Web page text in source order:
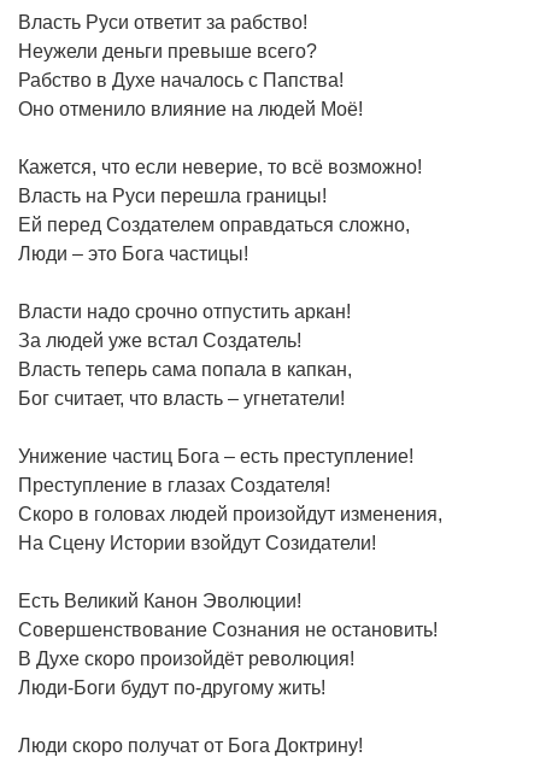
Власть Руси ответит за рабство!
Неужели деньги превыше всего?
Рабство в Духе началось с Папства!
Оно отменило влияние на людей Моё!
Кажется, что если неверие, то всё возможно!
Власть на Руси перешла границы!
Ей перед Создателем оправдаться сложно,
Люди – это Бога частицы!
Власти надо срочно отпустить аркан!
За людей уже встал Создатель!
Власть теперь сама попала в капкан,
Бог считает, что власть – угнетатели!
Унижение частиц Бога – есть преступление!
Преступление в глазах Создателя!
Скоро в головах людей произойдут изменения,
На Сцену Истории взойдут Созидатели!
Есть Великий Канон Эволюции!
Совершенствование Сознания не остановить!
В Духе скоро произойдёт революция!
Люди-Боги будут по-другому жить!
Люди скоро получат от Бога Доктрину!